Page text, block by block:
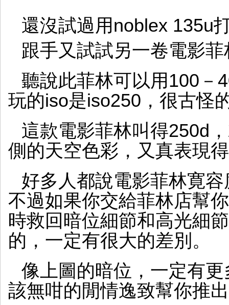
還沒試過用noblex 135u
跟手又試試另一卷電影
聽說此菲林可以用100－
玩的iso是iso250，很古怪
這款電影菲林叫得250d
側的天空色彩，又真表現
好多人都說電影菲林寛
不過如果你交給菲林店幫
時救回暗位細節和高光細
的，一定有很大的差別。
像上圖的暗位，一定有
該無咁的閒情逸致幫你推